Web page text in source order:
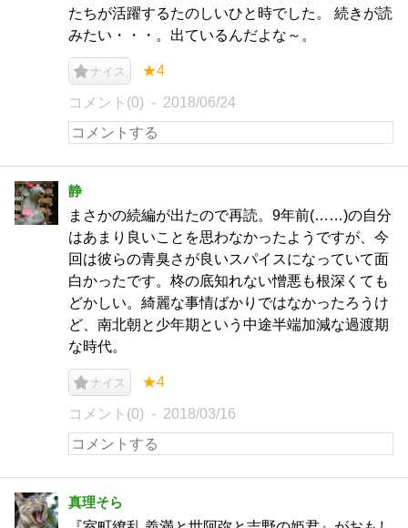
たちが活躍するたのしいひと時でした。 続きが読
みたい・・・。出ているんだよな～。
ナイス ★4
コメント(0) 2018/06/24
静
まさかの続編が出たので再読。9年前(……)の自分
はあまり良いことを思わなかったようですが、今
回は彼らの青臭さが良いスパイスになっていて面
白かったです。柊の底知れない憎悪も根深くても
どかしい。綺麗な事情ばかりではなかったろうけ
ど、南北朝と少年期という中途半端加減な過渡期
な時代。
ナイス ★4
コメント(0) 2018/03/16
真理そら